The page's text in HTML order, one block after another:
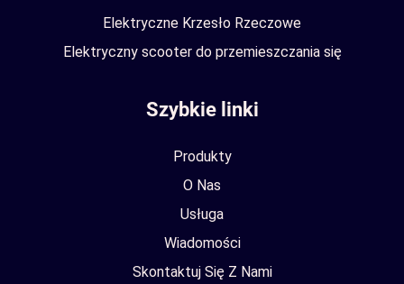
Elektryczne Krzesło Rzeczowe
Elektryczny scooter do przemieszczania się
Szybkie linki
Produkty
O Nas
Usługa
Wiadomości
Skontaktuj Się Z Nami